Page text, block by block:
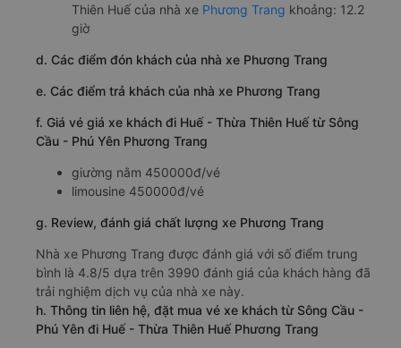
Thiên Huế của nhà xe Phương Trang khoảng: 12.2
giờ
d. Các điểm đón khách của nhà xe Phương Trang
e. Các điểm trả khách của nhà xe Phương Trang
f. Giá vé giá xe khách đi Huế - Thừa Thiên Huế từ Sông
Cầu - Phú Yên Phương Trang
giường nằm 450000đ/vé
limousine 450000đ/vé
g. Review, đánh giá chất lượng xe Phương Trang
Nhà xe Phương Trang được đánh giá với số điểm trung
bình là 4.8/5 dựa trên 3990 đánh giá của khách hàng đã
trải nghiệm dịch vụ của nhà xe này.
h. Thông tin liên hệ, đặt mua vé xe khách từ Sông Cầu -
Phú Yên đi Huế - Thừa Thiên Huế Phương Trang